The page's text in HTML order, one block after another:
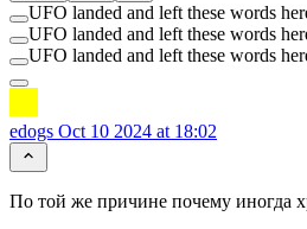
UFO landed and left these words
UFO landed and left these words
UFO landed and left these words
edogs Oct 10 2024 at 18:02
По той же причине почему иногда